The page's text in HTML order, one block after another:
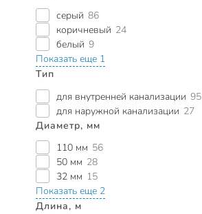
серый 86
коричневый 24
белый 9
Показать еще 1
Тип
для внутренней канализации 95
для наружной канализации 27
Диаметр, мм
110 мм 56
50 мм 28
32 мм 15
Показать еще 2
Длина, м